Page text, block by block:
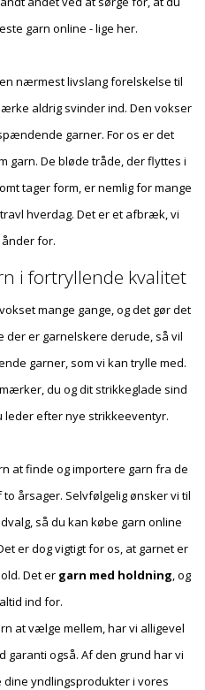
garn online - lige her.
nærmest livslang forelskelse til
aldrig svinder ind. Den vokser
garner. For os er det
garn. De bløde tråde, der flyttes i
tager form, er nemlig for mange
hverdag. Det er et afbræk, vi
for.
i fortryllende kvalitet
mange gange, og det gør det
der er garnelskere derude, så vil
garner, som vi kan trylle med.
du og dit strikkeglade sind
leder efter nye strikkeeventyr.
at finde og importere garn fra de
årsager. Selvfølgelig ønsker vi til
så du kan købe garn online
er dog vigtigt for os, at garnet er
Det er garn med holdning, og
ind for.
at vælge mellem, har vi alligevel
garanti også. Af den grund har vi
yndlingsprodukter i vores